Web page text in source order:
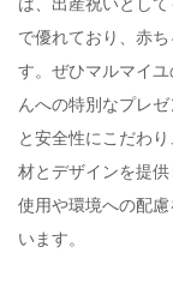
で優れており、赤
す。ぜひマルマイ
んへの特別なプレ
と安全性にこだわ
材とデザインを提
使用や環境への配
います。